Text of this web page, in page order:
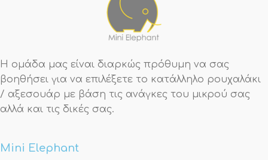
Η ομάδα μας είναι διαρκώς πρόθυμη να σας
βοηθήσει για να επιλέξετε το κατάλληλο ρουχαλάκι
/ αξεσουάρ με βάση τις ανάγκες του μικρού σας
αλλά και τις δικές σας.
Mini Elephant